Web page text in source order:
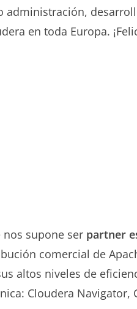
en toda Europa.
nos supone ser partner
comercial de
altos niveles de
Cloudera